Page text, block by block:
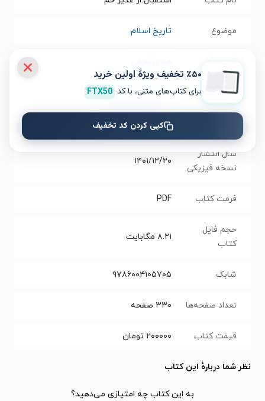
موضوع تاریخ اسلام
گردآورنده سیدمحمدصادق سجاد
انتشارات چتر دانش
سال انتشار
نسخه فیزیکی
۱۴۰۱/۱۲/۲۰
فرمت کتاب PDF
حجم فایل
کتاب
۸.۲۱ مگابایت
شابک ۹۷۸۶۰۰۴۱۰۵۷۰۵
تعداد صفحه‌ها ۳۳۰ صفحه
قیمت کتاب ۲۰۰۰۰۰ تومان
نظر شما دربارهٔ این کتاب
به این کتاب چه امتیازی می‌دهید؟
٪۵۰ تخفیف ویژۀ اولین خرید
برای کتاب‌های متنی، با کد FTX50
کپی کردن کد تخفیف